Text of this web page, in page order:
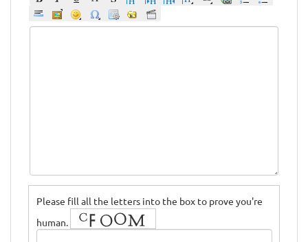
Please fill all the letters into the box to prove you're
human.